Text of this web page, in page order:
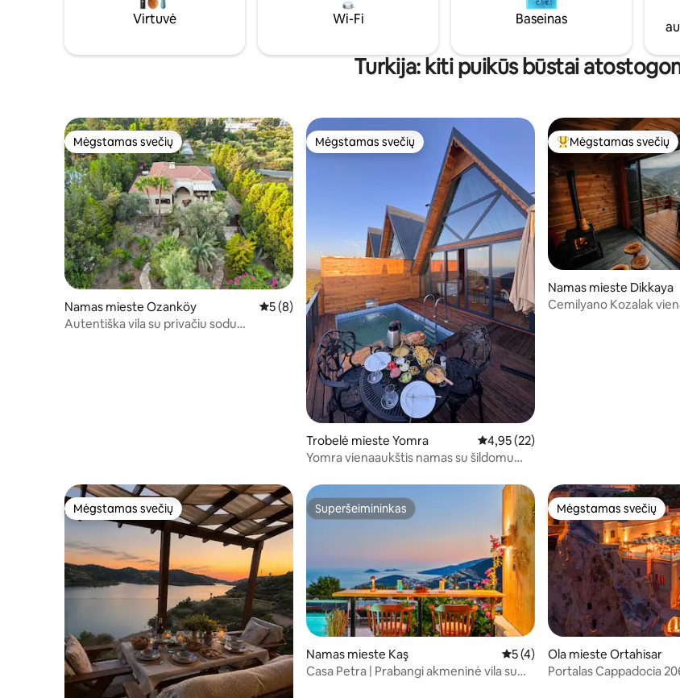
atskirais vonios kambariais, įskaitant
pagrindinį miegamąjį su karališko dydžio
Virtuvė Wi-Fi Baseinas
Turkija: kiti puikūs būstai
Mėgstamas svečių
Mėgstamas svečių
Namas mieste Ozanköy Vidutinis įvertinimas: 5 iš 5, atsiliepimų: 8
5 (8)
Autentiška vila su privačiu sodu
Mėgstamas svečių
Mėgstamas svečių
Trobelė mieste Yomra Vidutinis įvertinimas: 4,95 iš 5,
4,95 (22)
Yomra vienaaukštis namas su šildomu
Svečių
Mėgstamas svečių
Namas mieste Dikkaya
Cemilyano Kozalak
Mėgstamas svečių
Mėgstamas svečių Superšeimininkas
Superšeimininkas
Namas mieste Kaş Vidutinis įvertinimas: 5 iš 5,
5 (4)
Casa Petra | Prabangi akmeninė vila su
Mėgstamas svečių
Mėgstamas svečių
Ola mieste Ortahisar
Portalas Cappadocia